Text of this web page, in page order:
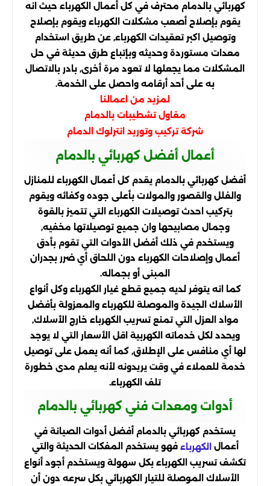
كهربائي بالدمام محترف في كل أعمال الكهرباء حيث انه
يقوم بإصلاح أصعب مشكلات الكهرباء ويقوم بإصلاح
وتوصيل اكبر تعقيدات الكهرباء, عن طريق استخدام
معدات مستوردة وحديثه وبإتباع طرق حديثة في حل
المشكلات مما يجعلها لا تعود مرة أخرى, بادر بالاتصال
به على أحد أرقامه واحصل على الخدمة.
لمزيد من اعمالنا
مقاول تشطيبات بالدمام
شركة تركيب وتوريد انترلوك الدمام
أعمال أفضل كهربائي بالدمام
أفضل كهربائي بالدمام يقدم كل أعمال الكهرباء للمنازل
والفلل والقصور والمولات بأعلى جوده وكفائه ويقوم
بتركيب احدث توصيلات الكهرباء التي تتميز بالقوة
وجمال مصابيحها وان جميع توصيلاتها مخفيه,
ويستخدم في ذلك أفضل الأدوات التي تقوم بأدق
أعمال وإصلاحات الكهرباء دون اللحاق أي ضرر بجدران
المبنى أو بجماله.
كما انه يتوفر لديه جميع قطع غيار الكهرباء وكل أنواع
الأسلاك الجيدة والموصلة للكهرباء والمعزولة بأفضل
مواد العزل التي تمنع تسريب الكهرباء خارج الأسلاك,
ويحدد لكل خدماته الكهربية اقل الأسعار التي لا يوجد
لها أي منافس على الإطلاق, كما أنه يعمل على توصيل
خدمة للعملاء في وقت يريدونه لأنه يعلم مدى خطورة
تلف الكهرباء.
أدوات ومعدات فني كهربائي بالدمام
يستخدم كهربائي بالدمام أفضل أدوات الصيانة في
أعمال الكهرباء فهو يستخدم المفكات الحديثة والتي
تكشف تسريب الكهرباء بكل سهولة ويستخدم أجود أنواع
الأسلاك الموصلة للتيار الكهربائي بكل سرعه دون أن